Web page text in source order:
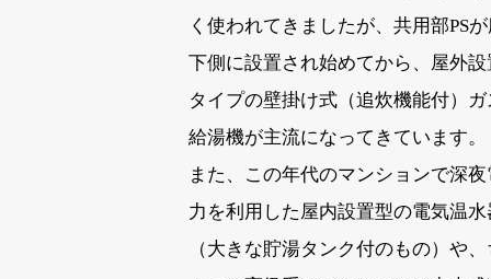
く使われてきましたが、共用部PS
下側に設置され始めてから、屋外設
タイプの壁掛け式（追炊機能付）ガ
給湯機が主流になってきています。
また、この年代のマンションで深夜
力を利用した屋内設置型の電気温水
（大きな貯湯タンク付のもの）や、